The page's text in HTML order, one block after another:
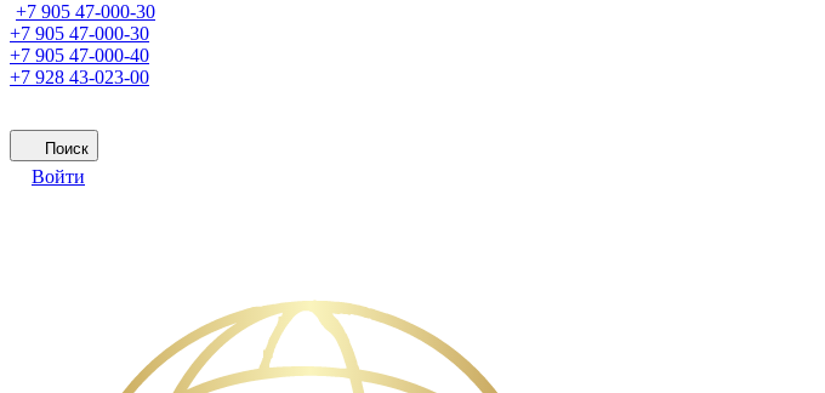
+7 905 47-000-30
+7 905 47-000-30
+7 905 47-000-40
+7 928 43-023-00
Поиск
Войти